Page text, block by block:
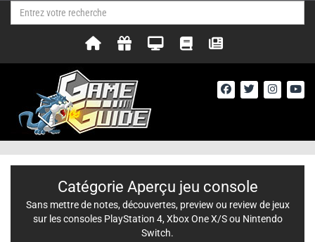
Catégorie Aperçu jeu console
Sans mettre de notes, découvertes, preview ou review de jeux
sur les consoles PlayStation 4, Xbox One X/S ou Nintendo
Switch.